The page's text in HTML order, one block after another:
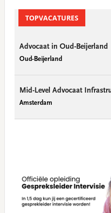
SidebarTOPVACATURES
Advocaat in Oud-Beijerland
Oud-Beijerland
Mid-Level Advocaat
Amsterdam